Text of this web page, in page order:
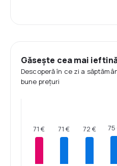
Găsește cea mai
Descoperă în ce zi a
bune prețuri
71 € 71 € 72 € 75